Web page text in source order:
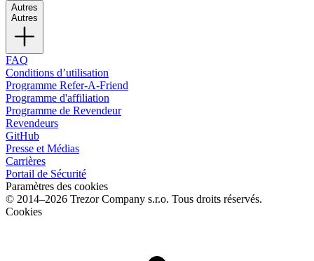
Autres
Autres
FAQ
Conditions d’utilisation
Programme Refer-A-Friend
Programme d'affiliation
Programme de Revendeur
Revendeurs
GitHub
Presse et Médias
Carrières
Portail de Sécurité
Paramètres des cookies
© 2014–2026 Trezor Company s.r.o. Tous droits réservés.
Cookies